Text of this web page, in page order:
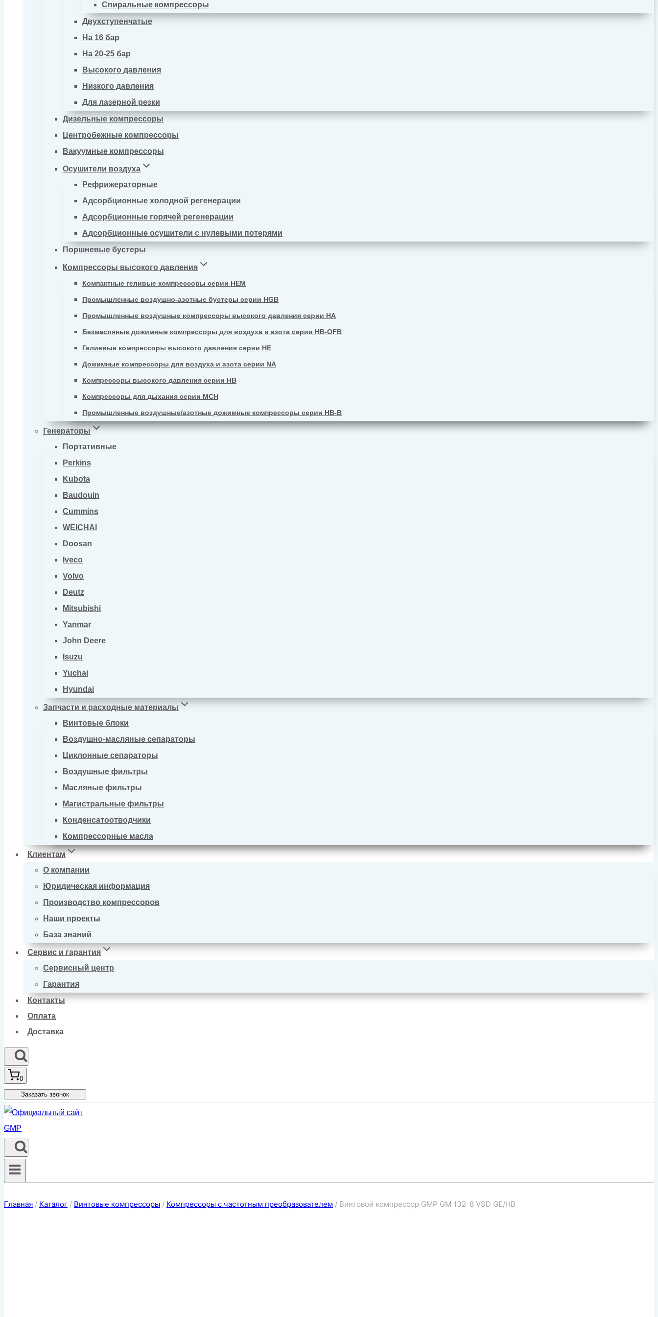
Спиральные компрессоры
Двухступенчатые
На 16 бар
На 20-25 бар
Высокого давления
Низкого давления
Для лазерной резки
Дизельные компрессоры
Центробежные компрессоры
Вакуумные компрессоры
Осушители воздуха
Рефрижераторные
Адсорбционные холодной регенерации
Адсорбционные горячей регенерации
Адсорбционные осушители с нулевыми потерями
Поршневые бустеры
Компрессоры высокого давления
Компактные геливые компрессоры серии HEM
Промышленные воздушно-азотные бустеры серии HGB
Промышленные воздушные компрессоры высокого давления серии HA
Безмасляные дожимные компрессоры для воздуха и азота серии HB-OFB
Гелиевые компрессоры высокого давления серии HE
Дожимные компрессоры для воздуха и азота серии NA
Компрессоры высокого давления серии HB
Компрессоры для дыхания серии MCH
Промышленные воздушные/азотные дожимные компрессоры серии HB-B
Генераторы
Портативные
Perkins
Kubota
Baudouin
Cummins
WEICHAI
Doosan
Iveco
Volvo
Deutz
Mitsubishi
Yanmar
John Deere
Isuzu
Yuchai
Hyundai
Запчасти и расходные материалы
Винтовые блоки
Воздушно-масляные сепараторы
Циклонные сепараторы
Воздушные фильтры
Масляные фильтры
Магистральные фильтры
Конденсатоотводчики
Компрессорные масла
Клиентам
О компании
Юридическая информация
Производство компрессоров
Наши проекты
База знаний
Сервис и гарантия
Сервисный центр
Гарантия
Контакты
Оплата
Доставка
0
Заказать звонок
Главная / Каталог / Винтовые компрессоры / Компрессоры с частотным преобразователем / Винтовой компрессор GMP GM 132-8 VSD GE/HB